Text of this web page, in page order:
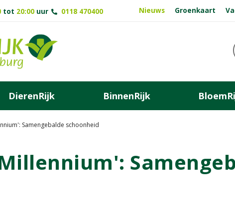
Samengebalde schoonheid
tot 20:00 uur 0118 470400 Nieuws Groenkaart
DierenRijk BinnenRijk